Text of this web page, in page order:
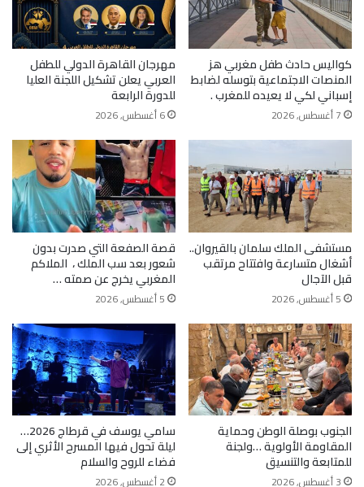
كواليس حادث طفل مغربي هز
المنصات الاجتماعية بتوسله لضابط
إسباني لكي لا يعيده للمغرب .
7 أغسطس, 2026
مهرجان القاهرة الدولي للطفل
العربي يعلن تشكيل اللجنة العليا
للدورة الرابعة
6 أغسطس, 2026
مستشفى الملك سلمان بالقيروان..
أشغال متسارعة وافتتاح مرتقب
قبل الآجال
5 أغسطس, 2026
قصة الصفعة التي صدرت بدون
شعور بعد سب الملك ، الملاكم
المغربي يخرج عن صمته …
5 أغسطس, 2026
الجنوب بوصلة الوطن وحماية
المقاومة الأولوية …ولجنة
للمتابعة والتنسيق
3 أغسطس, 2026
سامي يوسف في قرطاج 2026…
ليلة تحول فيها المسرح الأثري إلى
فضاء للروح والسلام
2 أغسطس, 2026